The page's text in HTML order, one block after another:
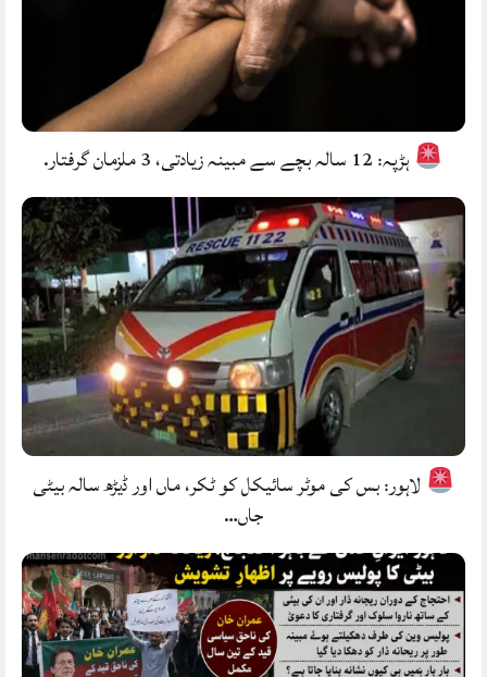
ہڑپہ: 12 سالہ بچے سے مبینہ زیادتی، 3 ملزمان گرفتار.
لاہور: بس کی موٹر سائیکل کو ٹکر، ماں اور ڈیڑھ سالہ بیٹی
جاں…